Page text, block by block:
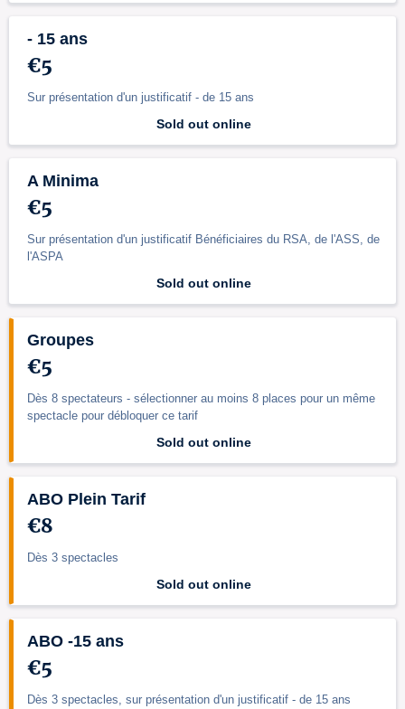
- 15 ans
€5
Sur présentation d'un justificatif - de 15 ans
Sold out online
A Minima
€5
Sur présentation d'un justificatif Bénéficiaires du RSA, de l'ASS, de
l'ASPA
Sold out online
Groupes
€5
Dès 8 spectateurs - sélectionner au moins 8 places pour un même
spectacle pour débloquer ce tarif
Sold out online
ABO Plein Tarif
€8
Dès 3 spectacles
Sold out online
ABO -15 ans
€5
Dès 3 spectacles, sur présentation d'un justificatif - de 15 ans